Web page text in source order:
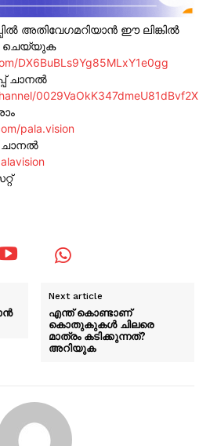
അതിവേഗമറിയാൻ ഈ ലിങ്കിൽ
ചെയ്യുക
DX6BuBLs9Yg85MLxY1e0gg
ചാനൽ
0029VaOkK347dmeU81dBvf2X
pala.vision
Next article
എന്ത് കൊണ്ടാണ്
കൊതുകുകൾ ചിലരെ
മാത്രം കടിക്കുന്നത്?
അറിയുക